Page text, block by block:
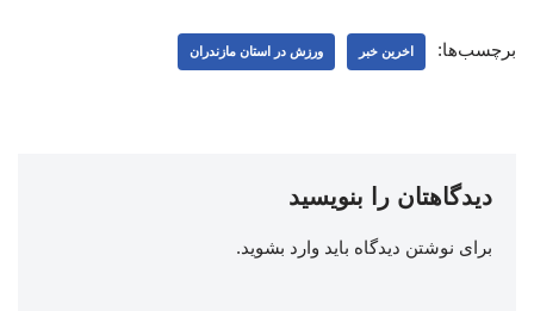
برچسب‌ها: اخرین خبر ورزش در استان مازندران
دیدگاهتان را بنویسید
برای نوشتن دیدگاه باید وارد بشوید.